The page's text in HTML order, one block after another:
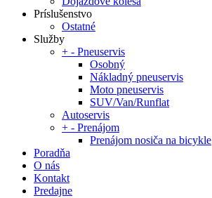
Príslušenstvo
Ostatné
Služby
+ - Pneuservis
Osobný
Nákladný pneuservis
Moto pneuservis
SUV/Van/Runflat
Autoservis
+ - Prenájom
Prenájom nosiča na bicykle
Poradňa
O nás
Kontakt
Predajne